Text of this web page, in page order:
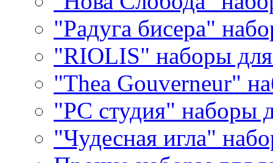
"Радуга бисера"
"RIOLIS" наборы
"Thea Gouverneur"
"РС студия" наборы
"Чудесная игла"